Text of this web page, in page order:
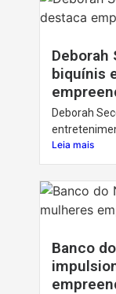
Deborah
biquínis
Deborah
Leia mais
Banco